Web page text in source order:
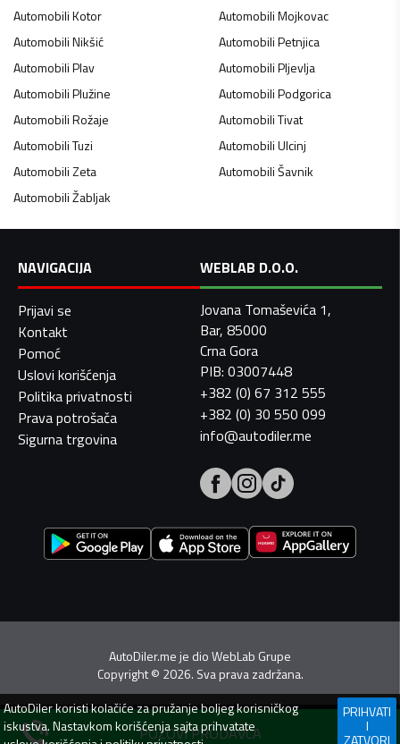
POZOVI PRODAVCA
AutomobiliKotor AutomobiliMojkovac
AutomobiliNikšić AutomobiliPetnjica
AutomobiliPlav AutomobiliPljevlja
AutomobiliPlužine AutomobiliPodgorica
AutomobiliRožaje AutomobiliTivat
AutomobiliTuzi AutomobiliUlcinj
AutomobiliZeta AutomobiliŠavnik
AutomobiliŽabljak
NAVIGACIJA
Prijavi se
Kontakt
Pomoć
Uslovi korišćenja
Politika privatnosti
Prava potrošača
Sigurna trgovina
WEBLAB D.O.O.
Jovana Tomaševića 1,
Bar, 85000
Crna Gora
PIB: 03007448
+382 (0) 67 312 555
+382 (0) 30 550 099
info@autodiler.me
AutoDiler.me je dioWebLab Grupe
Copyright© 2026. Sva prava zadržana.
AutoDilerkoristi kolačiće za pružanje boljeg korisničkog
iskustva. Nastavkom korišćenja sajta prihvatate
PRIHVATI
I
ZATVORI